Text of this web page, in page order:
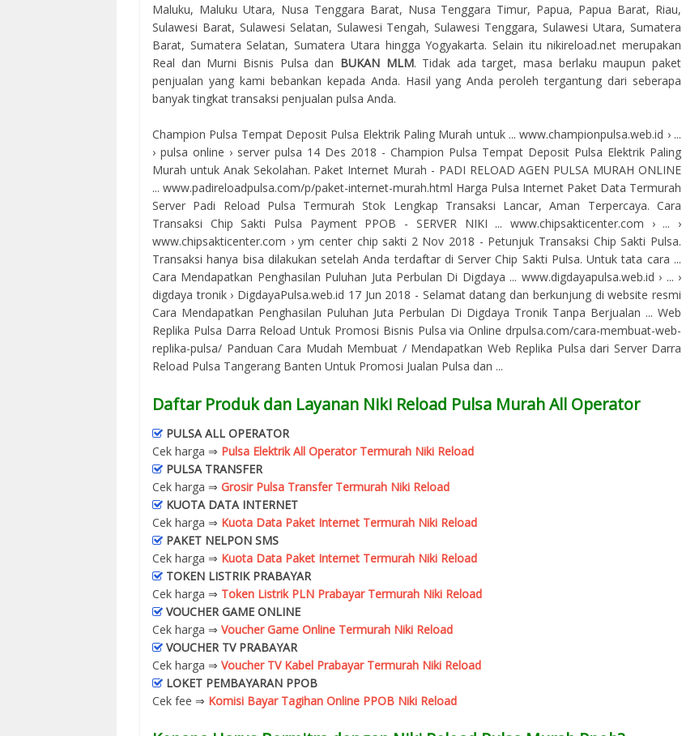
Maluku, Maluku Utara, Nusa Tenggara Barat, Nusa Tenggara Timur, Papua, Papua Barat, Riau,
Sulawesi Barat, Sulawesi Selatan, Sulawesi Tengah, Sulawesi Tenggara, Sulawesi Utara, Sumatera
Barat, Sumatera Selatan, Sumatera Utara hingga Yogyakarta. Selain itu nikireload.net merupakan
Real dan Murni Bisnis Pulsa dan BUKAN MLM. Tidak ada target, masa berlaku maupun paket
penjualan yang kami bebankan kepada Anda. Hasil yang Anda peroleh tergantung dari seberapa
banyak tingkat transaksi penjualan pulsa Anda.
Champion Pulsa Tempat Deposit Pulsa Elektrik Paling Murah untuk ... www.championpulsa.web.id › ...
› pulsa online › server pulsa 14 Des 2018 - Champion Pulsa Tempat Deposit Pulsa Elektrik Paling
Murah untuk Anak Sekolahan. Paket Internet Murah - PADI RELOAD AGEN PULSA MURAH ONLINE
... www.padireloadpulsa.com/p/paket-internet-murah.html Harga Pulsa Internet Paket Data Termurah
Server Padi Reload Pulsa Termurah Stok Lengkap Transaksi Lancar, Aman Terpercaya. Cara
Transaksi Chip Sakti Pulsa Payment PPOB - SERVER NIKI ... www.chipsakticenter.com › ... ›
www.chipsakticenter.com › ym center chip sakti 2 Nov 2018 - Petunjuk Transaksi Chip Sakti Pulsa.
Transaksi hanya bisa dilakukan setelah Anda terdaftar di Server Chip Sakti Pulsa. Untuk tata cara ...
Cara Mendapatkan Penghasilan Puluhan Juta Perbulan Di Digdaya ... www.digdayapulsa.web.id › ... ›
digdaya tronik › DigdayaPulsa.web.id 17 Jun 2018 - Selamat datang dan berkunjung di website resmi
Cara Mendapatkan Penghasilan Puluhan Juta Perbulan Di Digdaya Tronik Tanpa Berjualan ... Web
Replika Pulsa Darra Reload Untuk Promosi Bisnis Pulsa via Online drpulsa.com/cara-membuat-web-
replika-pulsa/ Panduan Cara Mudah Membuat / Mendapatkan Web Replika Pulsa dari Server Darra
Reload Pulsa Tangerang Banten Untuk Promosi Jualan Pulsa dan ...
Daftar Produk dan Layanan Niki Reload Pulsa Murah All Operator
PULSA ALL OPERATOR
Cek harga ⇒ Pulsa Elektrik All Operator Termurah Niki Reload
PULSA TRANSFER
Cek harga ⇒ Grosir Pulsa Transfer Termurah Niki Reload
KUOTA DATA INTERNET
Cek harga ⇒ Kuota Data Paket Internet Termurah Niki Reload
PAKET NELPON SMS
Cek harga ⇒ Kuota Data Paket Internet Termurah Niki Reload
TOKEN LISTRIK PRABAYAR
Cek harga ⇒ Token Listrik PLN Prabayar Termurah Niki Reload
VOUCHER GAME ONLINE
Cek harga ⇒ Voucher Game Online Termurah Niki Reload
VOUCHER TV PRABAYAR
Cek harga ⇒ Voucher TV Kabel Prabayar Termurah Niki Reload
LOKET PEMBAYARAN PPOB
Cek fee ⇒ Komisi Bayar Tagihan Online PPOB Niki Reload